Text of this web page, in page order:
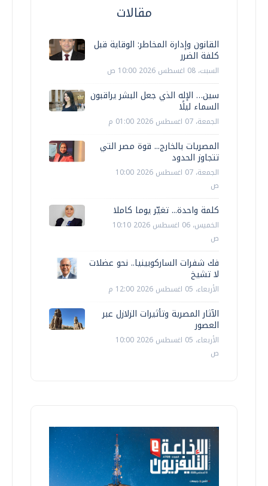
مقالات
القانون وإدارة المخاطر: الوقاية قبل
كلفة الضرر
السبت، 08 اغسطس 2026 10:00 ص
سين… الإله الذي جعل البشر يراقبون
السماء ليلًا
الجمعة، 07 اغسطس 2026 01:00 م
المصريات بالخارج... قوة مصر التي
تتجاوز الحدود
الجمعة، 07 اغسطس 2026 10:00
ص
كلمة واحدة... تغيّر يوما كاملا
الخميس، 06 اغسطس 2026 10:10
ص
فك شفرات الساركوبينيا.. نحو عضلات
لا تشيخ
الأربعاء، 05 اغسطس 2026 12:00 م
الآثار المصرية وتأثيرات الزلازل عبر
العصور
الأربعاء، 05 اغسطس 2026 10:00
ص